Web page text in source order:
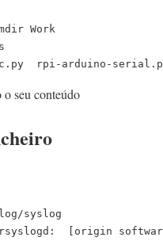
Work
rpi-arduino-
o seu conteúdo
syslog
[origin